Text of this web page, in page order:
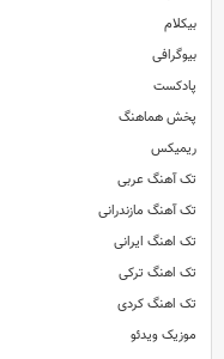
بیکلام
بیوگرافی
پادکست
پخش هماهنگ
ریمیکس
تک آهنگ عربی
تک آهنگ مازندرانی
تک اهنگ ایرانی
تک اهنگ ترکی
تک اهنگ کردی
موزیک ویدئو